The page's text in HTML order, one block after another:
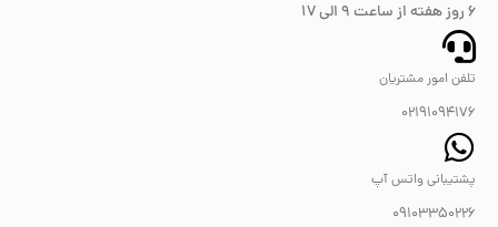
6 روز هفته از ساعت ۹ الی 17
تلفن امور مشتریان
02191094176
پشتیبانی واتس آپ
09103350226